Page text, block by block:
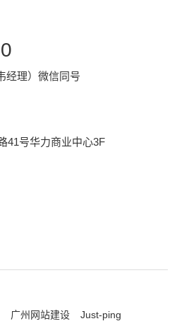
经理）微信同号
41号华力商业中心3F
广州网站建设 Just-ping